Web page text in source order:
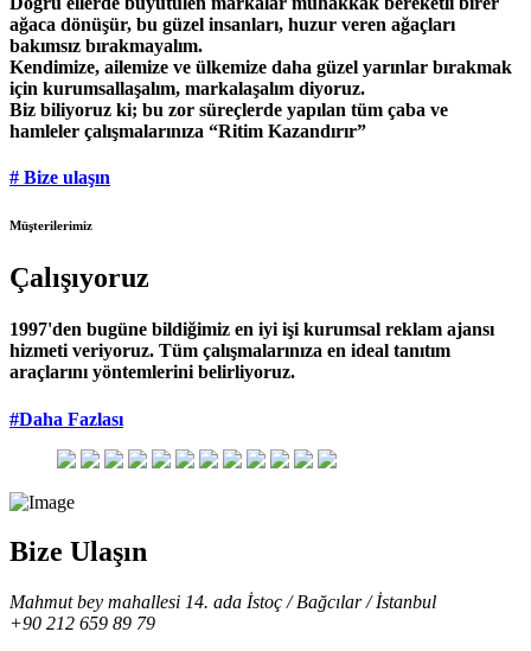
ağaca dönüşür, bu güzel insanları, huzur veren ağaçları
bakımsız bırakmayalım.
Kendimize, ailemize ve ülkemize daha güzel yarınlar bırakmak
için kurumsallaşalım, markalaşalım diyoruz.
Biz biliyoruz ki; bu zor süreçlerde yapılan tüm çaba ve
hamleler çalışmalarınıza “Ritim Kazandırır”
# Bize ulaşın
Müşterilerimiz
Çalışıyoruz
1997'den bugüne bildiğimiz en iyi işi kurumsal reklam ajansı
hizmeti veriyoruz. Tüm çalışmalarınıza en ideal tanıtım
araçlarını yöntemlerini belirliyoruz.
#Daha Fazlası
Bize Ulaşın
Mahmut bey mahallesi 14. ada İstoç / Bağcılar / İstanbul
+90 212 659 89 79